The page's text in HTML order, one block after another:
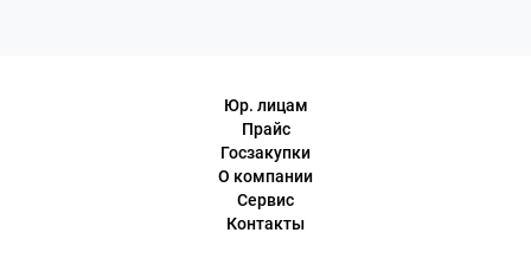
Юр. лицам
Прайс
Госзакупки
О компании
Сервис
Контакты